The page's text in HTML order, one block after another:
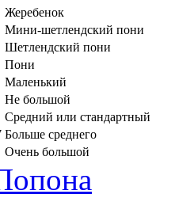
Жеребенок
Мини-шетлендский пони
Шетлендский пони
Пони
Маленький
Не большой
Средний или стандартный
Больше среднего
Очень большой